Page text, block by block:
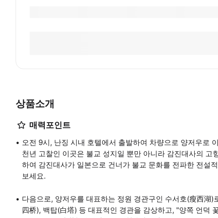
상품소개
매력포인트
오전 9시, 난징 시내 호텔에서 출발하여 차량으로 양저우로
천년 고찰인 이곳은 불교 성지일 뿐만 아니라 감진대사의
하여 감진대사가 일본으로 건너가 불교 문화를 전파한 전설
보세요.
다음으로, 양저우를 대표하는 정원 경관구인 수서호(瘦西
四桥), 백탑(白塔) 등 대표적인 경관을 감상하고, "양쪽 언덕